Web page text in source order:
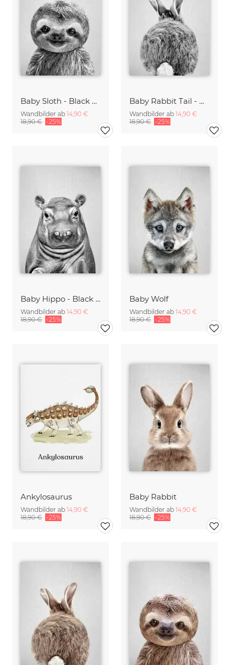
Baby Sloth - Black & White
Wandbilder ab 14,90 €
18,90 € -25%
Baby Rabbit Tail - Black & White
Wandbilder ab 14,90 €
18,90 € -25%
Baby Hippo - Black & White
Wandbilder ab 14,90 €
18,90 € -25%
Baby Wolf
Wandbilder ab 14,90 €
18,90 € -25%
Ankylosaurus
Wandbilder ab 14,90 €
18,90 € -25%
Baby Rabbit
Wandbilder ab 14,90 €
18,90 € -25%